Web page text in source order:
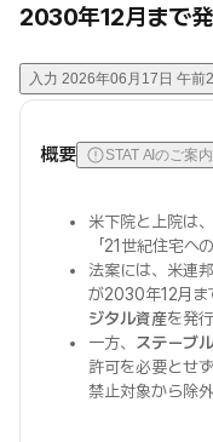
2030年12月まで
入力 2026年06月17日 午前
概要 STAT AIのご案内
米下院と上院は、
「21世紀住宅へ
法案には、米連
が2030年12月ま
ジタル資産を発
一方、 ステーブ
許可を必要とせ
禁止対象から除